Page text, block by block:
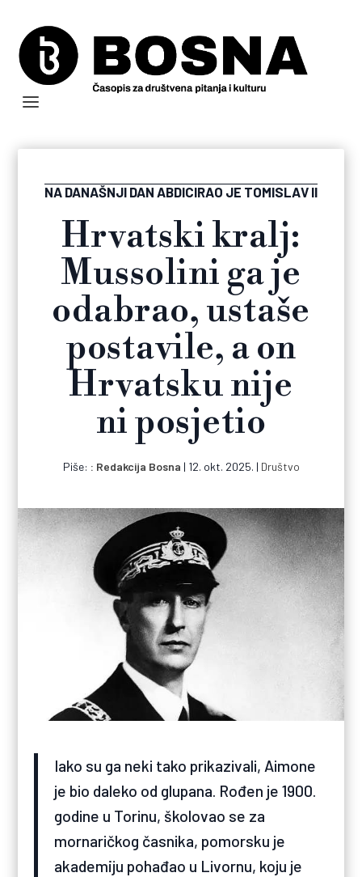
NA DANAŠNJI DAN ABDICIRAO JE TOMISLAV II
Hrvatski kralj:
Mussolini ga je
odabrao, ustaše
postavile, a on
Hrvatsku nije
ni posjetio
Piše: Redakcija Bosna | 12. okt. 2025. | Društvo
Iako su ga neki tako prikazivali, Aimone
je bio daleko od glupana. Rođen je 1900.
godine u Torinu, školovao se za
mornaričkog časnika, pomorsku je
akademiju pohađao u Livornu, koju je